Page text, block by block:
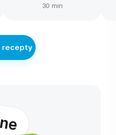
30 min
recepty